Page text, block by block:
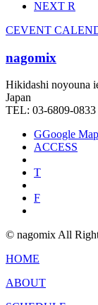
NEXT R
CEVENT
nagomix
Hikidashi noyouna
Japan
TEL: 03-6809-0833
GGoogle Map
ACCESS
T
F
© nagomix All
HOME
ABOUT